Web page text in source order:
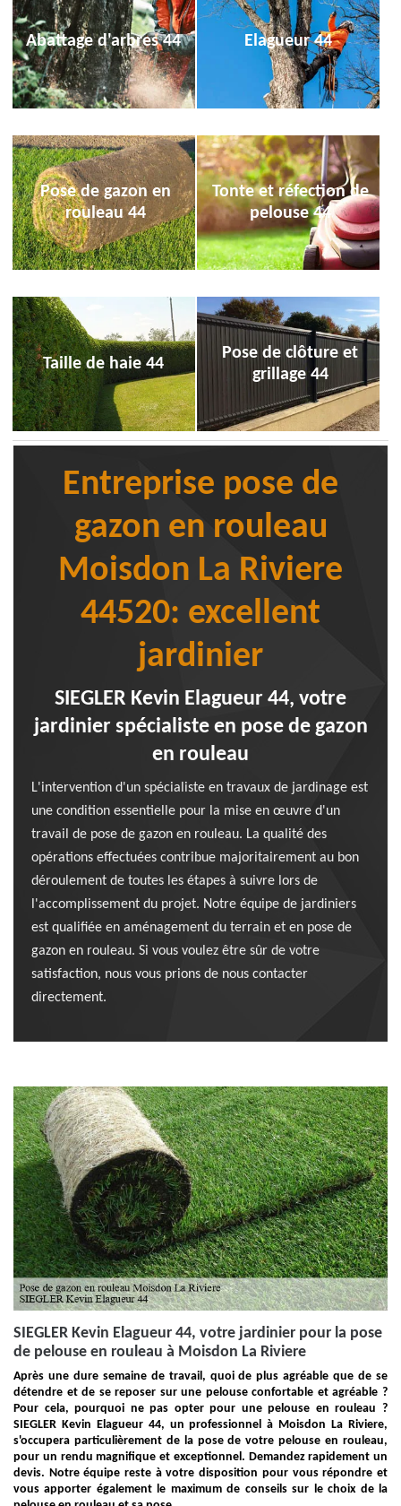
Abattage d'arbres 44 Elagueur 44
Pose de gazon en
rouleau 44
Tonte et réfection de
pelouse 44
Taille de haie 44
Pose de clôture et
grillage 44
Entreprise pose de
gazon en rouleau
Moisdon La Riviere
44520: excellent
jardinier
SIEGLER Kevin Elagueur 44, votre
jardinier spécialiste en pose de gazon
en rouleau
L'intervention d'un spécialiste en travaux de jardinage est
une condition essentielle pour la mise en œuvre d'un
travail de pose de gazon en rouleau. La qualité des
opérations effectuées contribue majoritairement au bon
déroulement de toutes les étapes à suivre lors de
l'accomplissement du projet. Notre équipe de jardiniers
est qualifiée en aménagement du terrain et en pose de
gazon en rouleau. Si vous voulez être sûr de votre
satisfaction, nous vous prions de nous contacter
directement.
SIEGLER Kevin Elagueur 44, votre jardinier pour la pose
de pelouse en rouleau à Moisdon La Riviere
Après une dure semaine de travail, quoi de plus agréable que de se
détendre et de se reposer sur une pelouse confortable et agréable ?
Pour cela, pourquoi ne pas opter pour une pelouse en rouleau ?
SIEGLER Kevin Elagueur 44, un professionnel à Moisdon La Riviere,
s'occupera particulièrement de la pose de votre pelouse en rouleau,
pour un rendu magnifique et exceptionnel. Demandez rapidement un
devis. Notre équipe reste à votre disposition pour vous répondre et
vous apporter également le maximum de conseils sur le choix de la